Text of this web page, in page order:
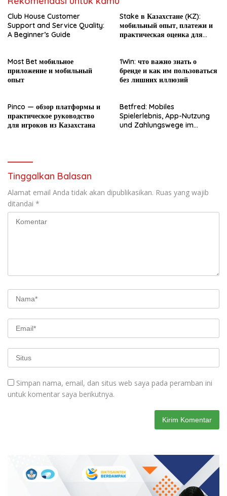
Club House Customer
Support and Service Quality:
A Beginner’s Guide
Stake в Казахстане (KZ):
мобильный опыт, платежи и
практическая оценка для
Most Bet мобильное
приложение и мобильный
опыт
1Win: что важно знать о
бренде и как им пользоваться
без лишних иллюзий
Pinco — обзор платформы и
практическое руководство
для игроков из Казахстана
Betfred: Mobiles
Spielerlebnis, App-Nutzung
und Zahlungswege im
Tinggalkan Balasan
Alamat email Anda tidak akan dipublikasikan. Ruas yang wajib
ditandai *
Simpan nama, email, dan situs web saya pada peramban ini
untuk komentar saya berikutnya.